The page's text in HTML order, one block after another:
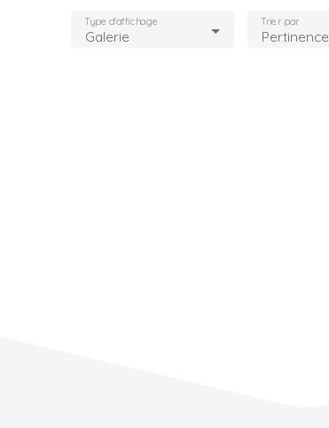
Galerie
Type d'affichage
Pertinence
Trier par